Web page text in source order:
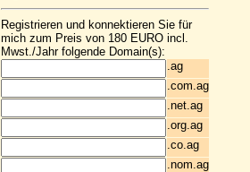
Registrieren und konnektieren Sie für
mich zum Preis von 180 EURO incl.
Mwst./Jahr folgende Domain(s):
.ag
.com.ag
.net.ag
.org.ag
.co.ag
.nom.ag